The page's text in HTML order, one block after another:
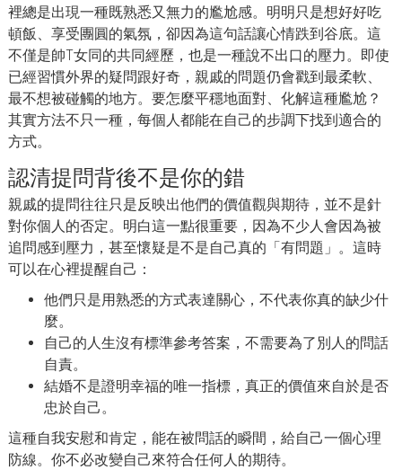
裡總是出現一種既熟悉又無力的尷尬感。明明只是想好好吃
頓飯、享受團圓的氣氛，卻因為這句話讓心情跌到谷底。這
不僅是帥T女同的共同經歷，也是一種說不出口的壓力。即使
已經習慣外界的疑問跟好奇，親戚的問題仍會戳到最柔軟、
最不想被碰觸的地方。要怎麼平穩地面對、化解這種尷尬？
其實方法不只一種，每個人都能在自己的步調下找到適合的
方式。
認清提問背後不是你的錯
親戚的提問往往只是反映出他們的價值觀與期待，並不是針
對你個人的否定。明白這一點很重要，因為不少人會因為被
追問感到壓力，甚至懷疑是不是自己真的「有問題」。這時
可以在心裡提醒自己：
他們只是用熟悉的方式表達關心，不代表你真的缺少什
麼。
自己的人生沒有標準參考答案，不需要為了別人的問話
自責。
結婚不是證明幸福的唯一指標，真正的價值來自於是否
忠於自己。
這種自我安慰和肯定，能在被問話的瞬間，給自己一個心理
防線。你不必改變自己來符合任何人的期待。